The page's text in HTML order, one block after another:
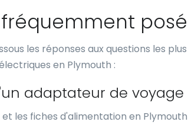
les réponses aux questions les
en Plymouth :
adaptateur de voyage
les fiches d'alimentation en